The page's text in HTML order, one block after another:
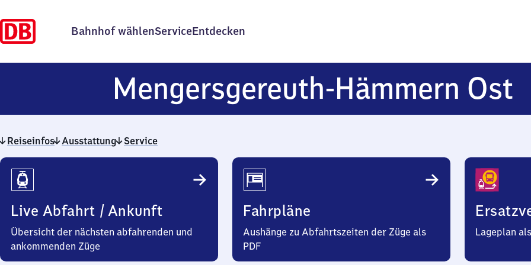
Bahnhof wählenServiceEntdecken
Mengersgereuth-Hämmern Ost
Reiseinfos Ausstattung Service
Reiseinfos
Live Abfahrt / Ankunft
Übersicht der nächsten abfahrenden und
ankommenden Züge
Fahrpläne
Aushänge zu Abfahrtszeiten der Züge als
PDF
Lageplan